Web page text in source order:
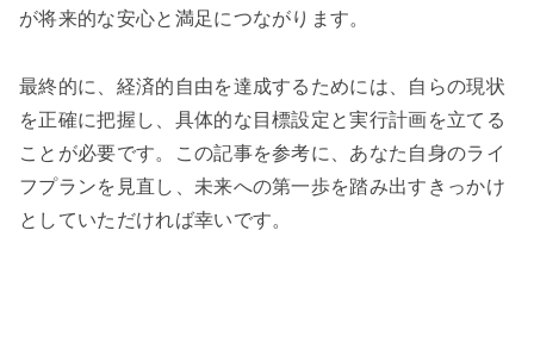
が将来的な安心と満足につながります。
最終的に、経済的自由を達成するためには、自らの現状
を正確に把握し、具体的な目標設定と実行計画を立てる
ことが必要です。この記事を参考に、あなた自身のライ
フプランを見直し、未来への第一歩を踏み出すきっかけ
としていただければ幸いです。